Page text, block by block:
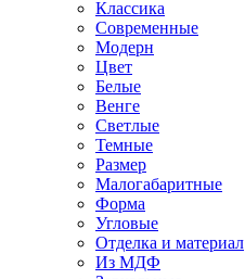
Классика
Современные
Модерн
Цвет
Белые
Венге
Светлые
Темные
Размер
Малогабаритные
Форма
Угловые
Отделка и материал
Из МДФ